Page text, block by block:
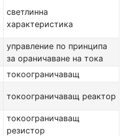
светлинна
характеристика
управление по принципа
за ораничаване на тока
токоограничаващ
токоограничаващ реактор
токоограничаващ
резистор